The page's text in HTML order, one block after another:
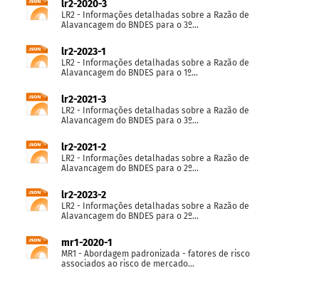
lr2-2020-3
LR2 - Informações detalhadas sobre a Razão de
Alavancagem do BNDES para o 3º...
lr2-2023-1
LR2 - Informações detalhadas sobre a Razão de
Alavancagem do BNDES para o 1º...
lr2-2021-3
LR2 - Informações detalhadas sobre a Razão de
Alavancagem do BNDES para o 3º...
lr2-2021-2
LR2 - Informações detalhadas sobre a Razão de
Alavancagem do BNDES para o 2º...
lr2-2023-2
LR2 - Informações detalhadas sobre a Razão de
Alavancagem do BNDES para o 2º...
mr1-2020-1
MR1 - Abordagem padronizada - fatores de risco
associados ao risco de mercado...